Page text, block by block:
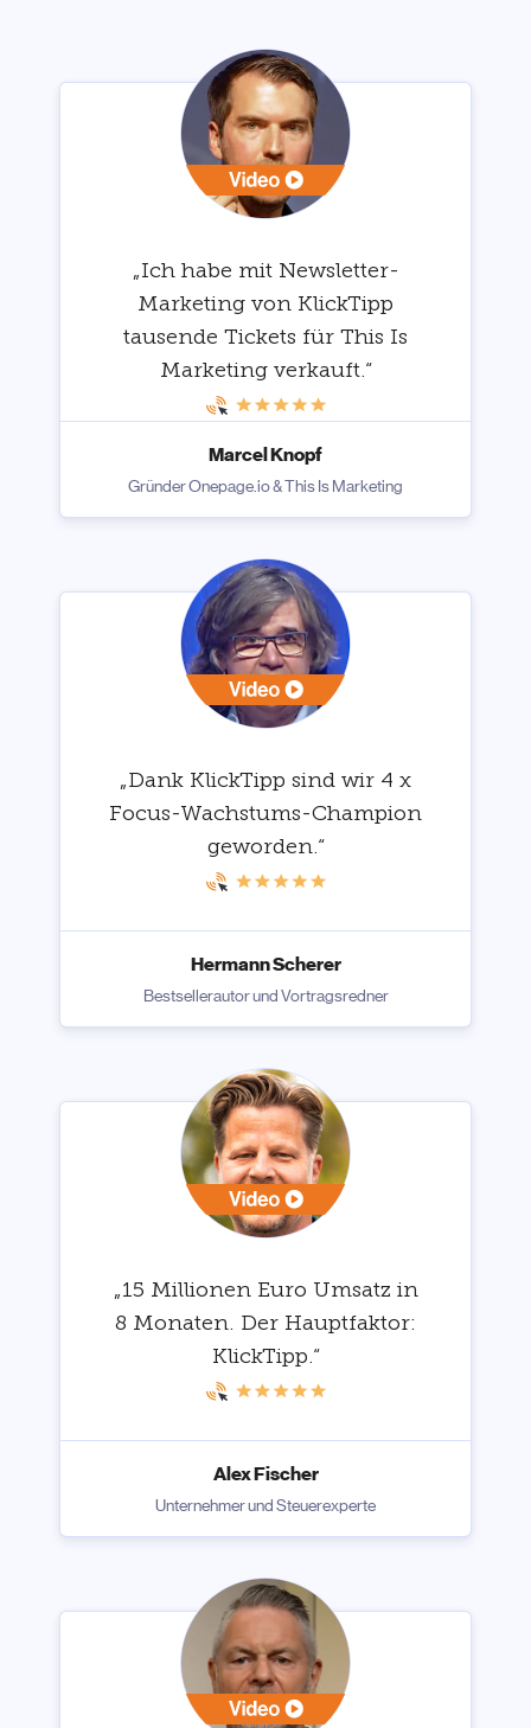
„Ich habe mit Newsletter-
Marketing von KlickTipp
tausende Tickets für This Is
Marketing verkauft.“
Marcel Knopf
Gründer Onepage.io & This Is Marketing
„Dank KlickTipp sind wir 4 x
Focus-Wachstums-Champion
geworden.“
Hermann Scherer
Bestsellerautor und Vortragsredner
„15 Millionen Euro Umsatz in
8 Monaten. Der Hauptfaktor:
KlickTipp.“
Alex Fischer
Unternehmer und Steuerexperte